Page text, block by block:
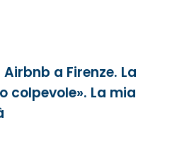
a Firenze. La
colpevole». La mia